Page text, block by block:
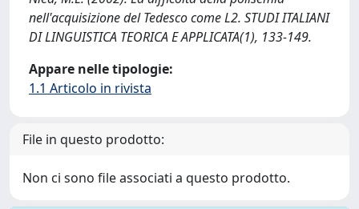
nell'acquisizione del Tedesco come L2. STUDI ITALIANI
DI LINGUISTICA TEORICA E APPLICATA(1), 133-149.
Appare nelle tipologie:
1.1 Articolo in rivista
File in questo prodotto:
Non ci sono file associati a questo prodotto.